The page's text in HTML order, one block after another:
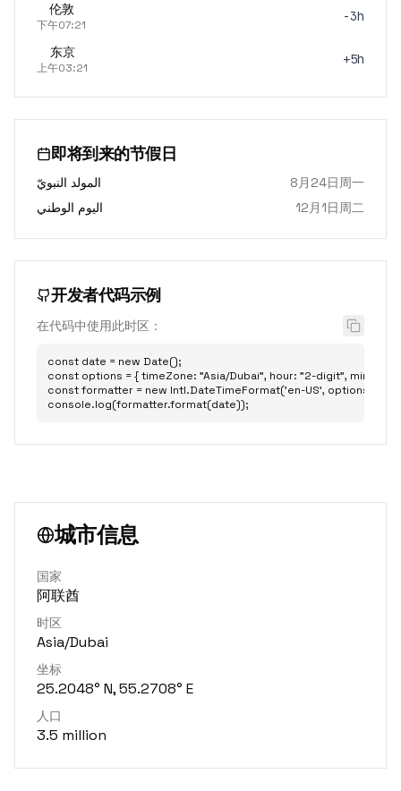
伦敦
下午07:21
-3h
东京
上午03:21
+5h
即将到来的节假日
المولد النبويّ
8月24日周一
اليوم الوطني
12月1日周二
开发者代码示例
在代码中使用此时区：
const date = new Date();
const options = { timeZone: "Asia/Dubai", hour: "2-digit", minute:
const formatter = new Intl.DateTimeFormat('en-US', options);
console.log(formatter.format(date));
城市信息
国家
阿联酋
时区
Asia/Dubai
坐标
25.2048° N, 55.2708° E
人口
3.5 million